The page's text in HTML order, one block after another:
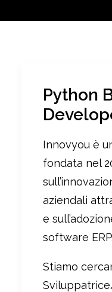
Python
Innovyou è
fondata nel
aziendali
e
software ERP.
Stiamo